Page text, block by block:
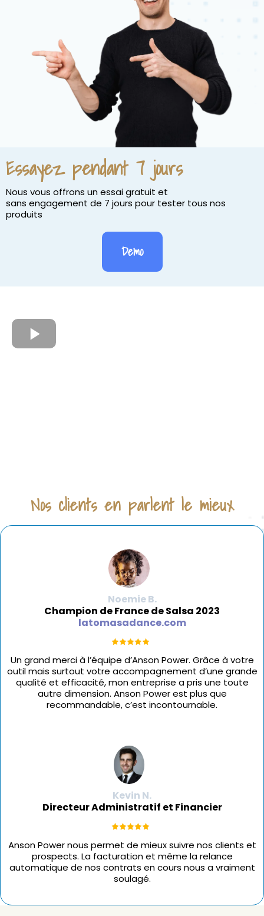
Essayez pendant 7 jours
Nous vous offrons un essai gratuit et
sans engagement de 7 jours pour tester tous nos
produits
Demo
Nos clients en parlent le mieux
Noemie B.
Champion de France de Salsa 2023
latomasadance.com
Un grand merci à l’équipe d’Anson Power. Grâce à votre
outil mais surtout votre accompagnement d’une grande
qualité et efficacité, mon entreprise a pris une toute
autre dimension. Anson Power est plus que
recommandable, c’est incontournable.
Kevin N.
Directeur Administratif et Financier
Anson Power nous permet de mieux suivre nos clients et
prospects. La facturation et même la relance
automatique de nos contrats en cours nous a vraiment
soulagé.